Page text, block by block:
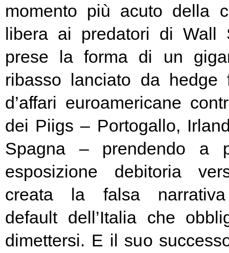
momento più acuto della
libera ai predatori di Wall
prese la forma di un
ribasso lanciato da hedge
d’affari euroamericane
dei Piigs – Portogallo,
Spagna – prendendo a
esposizione debitoria
creata la falsa narrativa
default dell’Italia che
dimettersi. E il suo